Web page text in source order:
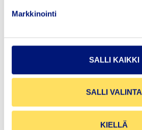
Markkinointi
SALLI KAIKKI
SALLI VALINTA
KIELLÄ
sähköveroluokkaan ja
mukaista poikkeuslupaa
Ruotsin, Tanskan ja Saksan
maasähkössä alennettua
epäkohta, että verollisen
maasähkön vaihtoehtona
ulkomaan liikenteessä on